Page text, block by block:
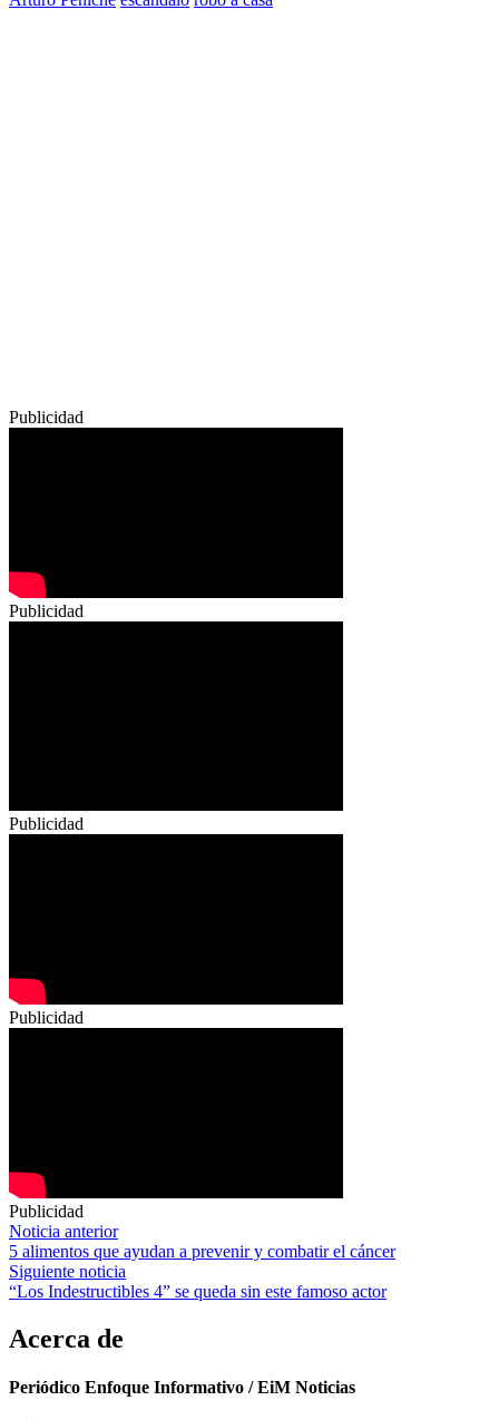
Publicidad
Publicidad
Publicidad
Publicidad
Publicidad
Navegación
de
entradas
Noticia anterior
5 alimentos que ayudan a prevenir y combatir el cáncer
Siguiente noticia
“Los Indestructibles 4” se queda sin este famoso actor
Acerca de
Periódico Enfoque Informativo / EiM Noticias